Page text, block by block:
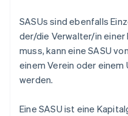
SASUs sind ebenfalls
der/die Verwalter/in einer
muss, kann eine SASU
einem Verein oder
werden.
Eine SASU ist eine